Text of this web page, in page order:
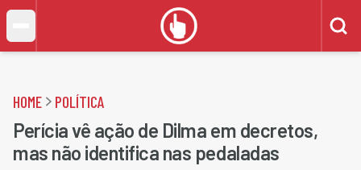
HOME POLÍTICA
Perícia vê ação de Dilma em decretos,
mas não identifica nas pedaladas